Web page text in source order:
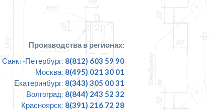
Производства в регионах:
Санкт-Петербург: 8(812) 603 59 90
Москва: 8(495) 021 30 01
Екатеринбург: 8(343) 305 00 31
Волгоград: 8(844) 243 52 32
Красноярск: 8(391) 216 72 28